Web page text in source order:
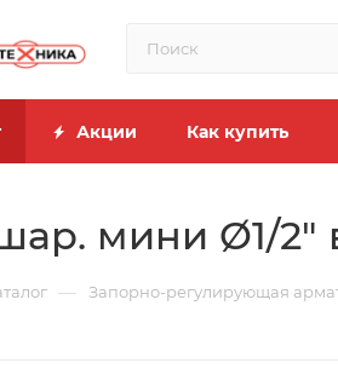
Акции Как купить
мини Ø1/2"
— Запорно-регулирующая